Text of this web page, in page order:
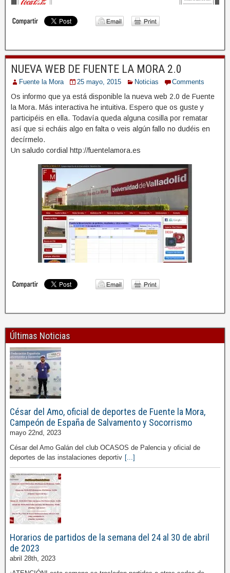
NUEVA WEB DE FUENTE LA MORA 2.0
Fuente la Mora 25 mayo, 2015 Noticias Comments
Os informo que ya está disponible la nueva web 2.0 de Fuente
la Mora. Más interactiva he intuitiva. Espero que os guste y
participéis en ella. Todavía queda alguna cosilla por rematar
así que si echáis algo en falta o veis algún fallo no dudéis en
decírmelo.
Un saludo cordial http://fuentelamora.es
Últimas Noticias
César del Amo, oficial de deportes de Fuente la Mora,
Campeón de España de Salvamento y Socorrismo
mayo 22nd, 2023
César del Amo Galán del club OCASOS de Palencia y oficial de
deportes de las instalaciones deportiv [...]
Horarios de partidos de la semana del 24 al 30 de abril
de 2023
abril 28th, 2023